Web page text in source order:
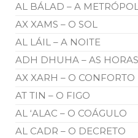
AL BÁLAD – A
AX XAMS – O SOL
AL LÁIL – A NOITE
ADH DHUHA – AS
AX XARH – O CONFORTO
AT TIN – O FIGO
AL ‘ALAC – O COÁGULO
AL CADR – O DECRETO